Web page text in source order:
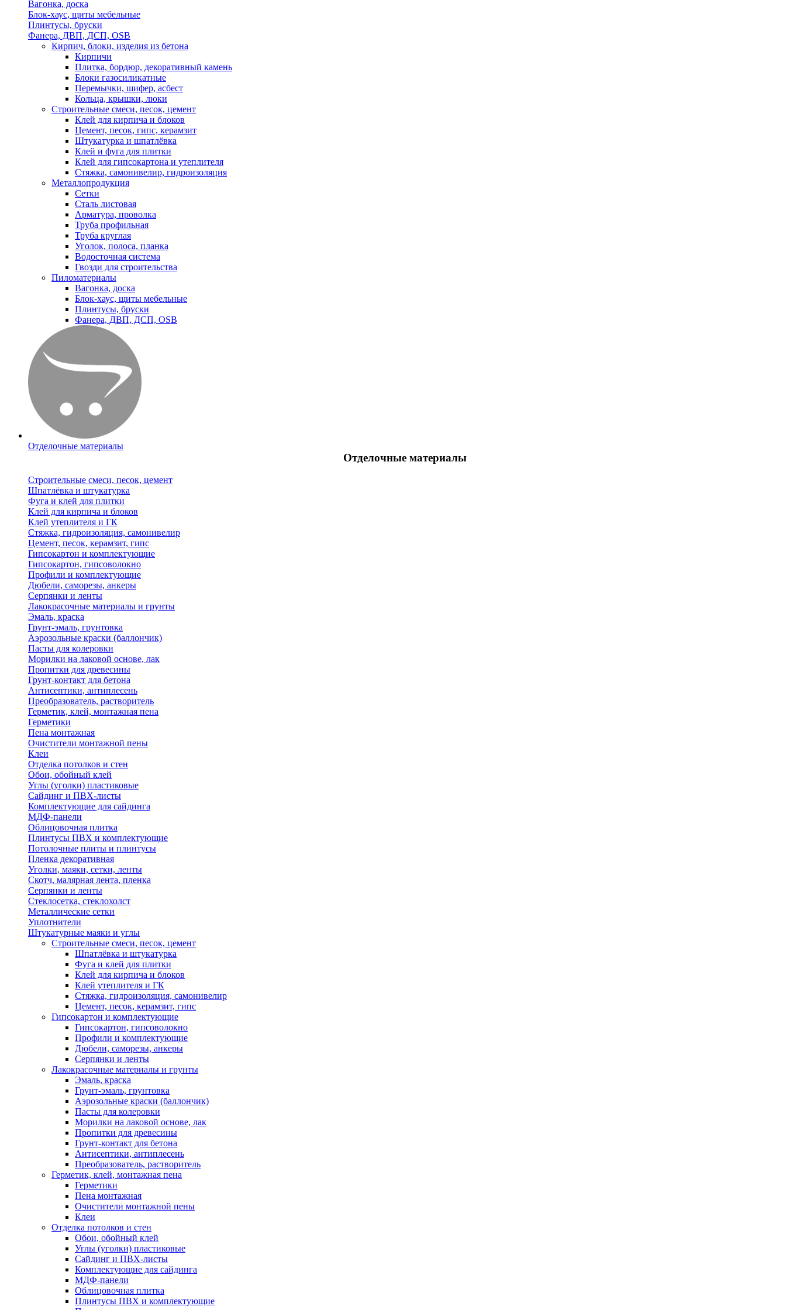
Вагонка, доска
Блок-хаус, щиты мебельные
Плинтусы, бруски
Фанера, ДВП, ДСП, OSB
Кирпич, блоки, изделия из бетона
Кирпичи
Плитка, бордюр, декоративный камень
Блоки газосиликатные
Перемычки, шифер, асбест
Кольца, крышки, люки
Строительные смеси, песок, цемент
Клей для кирпича и блоков
Цемент, песок, гипс, керамзит
Штукатурка и шпатлёвка
Клей и фуга для плитки
Клей для гипсокартона и утеплителя
Стяжка, самонивелир, гидроизоляция
Металлопродукция
Сетки
Сталь листовая
Арматура, проволка
Труба профильная
Труба круглая
Уголок, полоса, планка
Водосточная система
Гвозди для строительства
Пиломатериалы
Вагонка, доска
Блок-хаус, щиты мебельные
Плинтусы, бруски
Фанера, ДВП, ДСП, OSB
Отделочные материалы
Отделочные материалы
Строительные смеси, песок, цемент
Шпатлёвка и штукатурка
Фуга и клей для плитки
Клей для кирпича и блоков
Клей утеплителя и ГК
Стяжка, гидроизоляция, самонивелир
Цемент, песок, керамзит, гипс
Гипсокартон и комплектующие
Гипсокартон, гипсоволокно
Профили и комплектующие
Дюбели, саморезы, анкеры
Серпянки и ленты
Лакокрасочные материалы и грунты
Эмаль, краска
Грунт-эмаль, грунтовка
Аэрозольные краски (баллончик)
Пасты для колеровки
Морилки на лаковой основе, лак
Пропитки для древесины
Грунт-контакт для бетона
Антисептики, антиплесень
Преобразователь, растворитель
Герметик, клей, монтажная пена
Герметики
Пена монтажная
Очистители монтажной пены
Клеи
Отделка потолков и стен
Обои, обойный клей
Углы (уголки) пластиковые
Сайдинг и ПВХ-листы
Комплектующие для сайдинга
МДФ-панели
Облицовочная плитка
Плинтусы ПВХ и комплектующие
Потолочные плиты и плинтусы
Пленка декоративная
Уголки, маяки, сетки, ленты
Скотч, малярная лента, пленка
Серпянки и ленты
Стеклосетка, стеклохолст
Металлические сетки
Уплотнители
Штукатурные маяки и углы
Строительные смеси, песок, цемент
Шпатлёвка и штукатурка
Фуга и клей для плитки
Клей для кирпича и блоков
Клей утеплителя и ГК
Стяжка, гидроизоляция, самонивелир
Цемент, песок, керамзит, гипс
Гипсокартон и комплектующие
Гипсокартон, гипсоволокно
Профили и комплектующие
Дюбели, саморезы, анкеры
Серпянки и ленты
Лакокрасочные материалы и грунты
Эмаль, краска
Грунт-эмаль, грунтовка
Аэрозольные краски (баллончик)
Пасты для колеровки
Морилки на лаковой основе, лак
Пропитки для древесины
Грунт-контакт для бетона
Антисептики, антиплесень
Преобразователь, растворитель
Герметик, клей, монтажная пена
Герметики
Пена монтажная
Очистители монтажной пены
Клеи
Отделка потолков и стен
Обои, обойный клей
Углы (уголки) пластиковые
Сайдинг и ПВХ-листы
Комплектующие для сайдинга
МДФ-панели
Облицовочная плитка
Плинтусы ПВХ и комплектующие